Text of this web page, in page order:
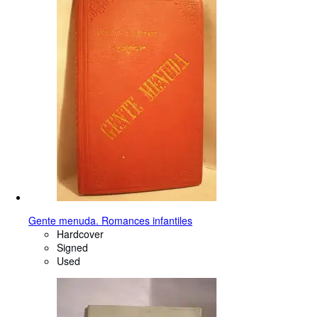
Gente menuda. Romances infantiles
Hardcover
Signed
Used